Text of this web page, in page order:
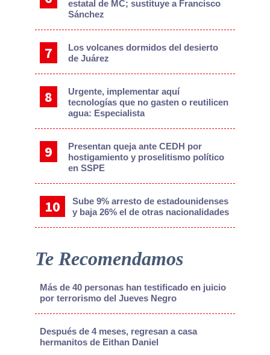
estatal de MC; sustituye a Francisco
Sánchez
Los volcanes dormidos del desierto
de Juárez
Urgente, implementar aquí
tecnologías que no gasten o reutilicen
agua: Especialista
Presentan queja ante CEDH por
hostigamiento y proselitismo político
en SSPE
Sube 9% arresto de estadounidenses
y baja 26% el de otras nacionalidades
Te Recomendamos
Más de 40 personas han testificado en juicio
por terrorismo del Jueves Negro
Después de 4 meses, regresan a casa
hermanitos de Eithan Daniel